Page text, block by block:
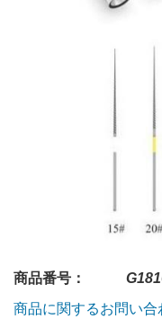
商品番号：
商品に関するお問い合